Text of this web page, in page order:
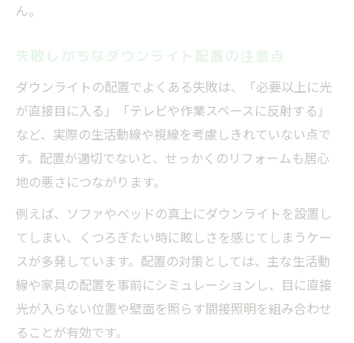
ん。
失敗しがちなダウンライト配置の注意点
ダウンライトの配置でよくある失敗は、「必要以上に光
が直接目に入る」「テレビや作業スペースに反射する」
など、実際の生活動線や視線を考慮しきれていない点で
す。配置が適切でないと、せっかくのリフォームも居心
地の悪さにつながります。
例えば、ソファやベッドの真上にダウンライトを設置し
てしまい、くつろぎたい時に眩しさを感じてしまうケー
スが多発しています。配置の対策としては、主な生活動
線や家具の配置を事前にシミュレーションし、目に直接
光が入らない位置や壁面を照らす間接照明を組み合わせ
ることが有効です。